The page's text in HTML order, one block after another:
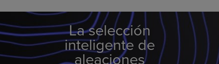
La selección
inteligente de
aleaciones